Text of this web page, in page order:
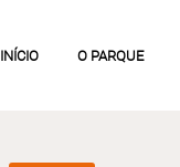
INÍCIO O PARQUE